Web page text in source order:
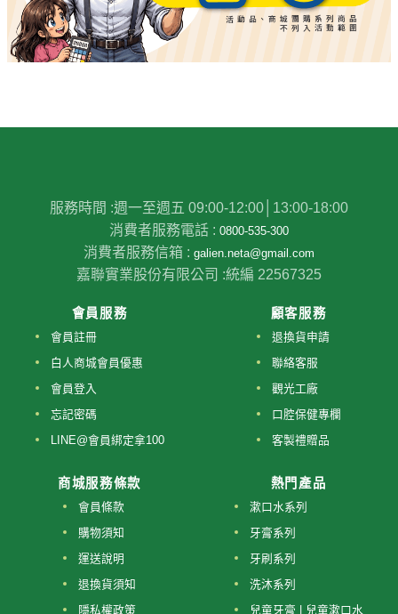
服務時間 :週一至週五 09:00-12:00│13:00-18:00
消費者服務電話 : 0800-535-300
消費者服務信箱 : galien.neta@gmail.com
嘉聯實業股份有限公司 :統編 22567325
會員服務
會員註冊
白人商城會員優惠
會員登入
忘記密碼
LINE@會員綁定拿100
顧客服務
退換貨申請
聯絡客服
觀光工廠
口腔保健專欄
客製禮贈品
商城服務條款
會員條款
購物須知
運送說明
退換貨須知
隱私權政策
熱門產品
漱口水系列
牙膏系列
牙刷系列
洗沐系列
兒童牙膏 | 兒童漱口水